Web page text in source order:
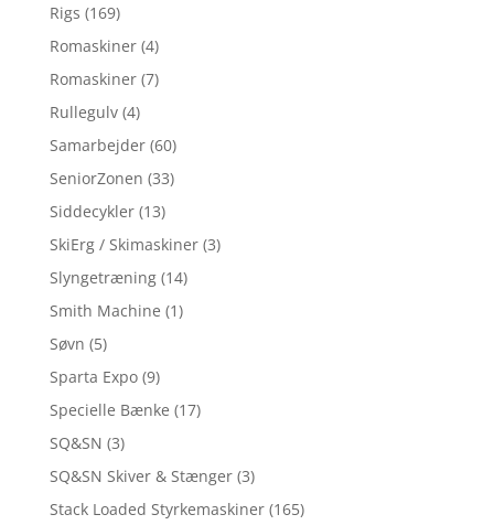
Rigs (169)
Romaskiner (4)
Romaskiner (7)
Rullegulv (4)
Samarbejder (60)
SeniorZonen (33)
Siddecykler (13)
SkiErg / Skimaskiner (3)
Slyngetræning (14)
Smith Machine (1)
Søvn (5)
Sparta Expo (9)
Specielle Bænke (17)
SQ&SN (3)
SQ&SN Skiver & Stænger (3)
Stack Loaded Styrkemaskiner (165)